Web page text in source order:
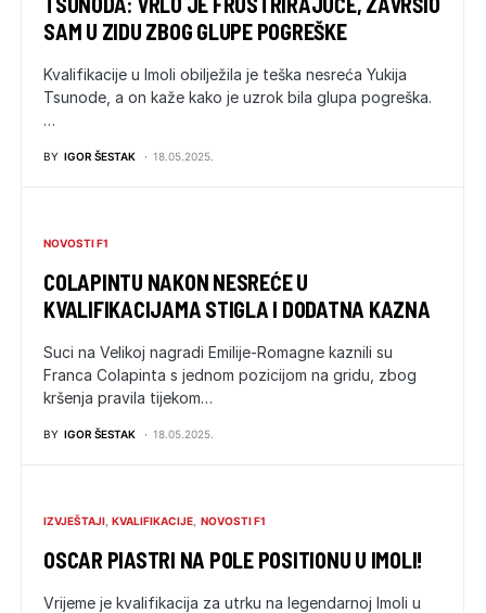
SAM U ZIDU ZBOG GLUPE POGREŠKE
Kvalifikacije u Imoli obilježila je teška nesreća Yukija
Tsunode, a on kaže kako je uzrok bila glupa pogreška.
…
BY IGOR ŠESTAK 18.05.2025.
NOVOSTI F1
COLAPINTU NAKON NESREĆE U
KVALIFIKACIJAMA STIGLA I DODATNA KAZNA
Suci na Velikoj nagradi Emilije-Romagne kaznili su
Franca Colapinta s jednom pozicijom na gridu, zbog
kršenja pravila tijekom…
BY IGOR ŠESTAK 18.05.2025.
IZVJEŠTAJI KVALIFIKACIJE NOVOSTI F1
OSCAR PIASTRI NA POLE POSITIONU U IMOLI!
Vrijeme je kvalifikacija za utrku na legendarnoj Imoli u